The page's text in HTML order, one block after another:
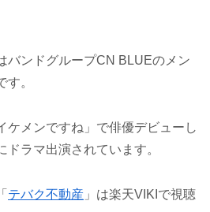
バンドグループCN BLUEのメン
。
ケメンですね」で俳優デビューし
ラマ出演されています。
テバク不動産 」は楽天VIKIで視聴